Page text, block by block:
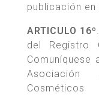
publicación
ARTICULO 16º
del Registro
Comuníquese
Asociación